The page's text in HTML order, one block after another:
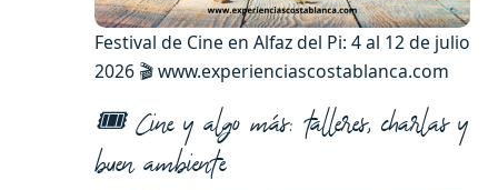
Festival de Cine en Alfaz del Pi: 4 al 12 de julio
2026 🎬 www.experienciascostablanca.com
🎟️ Cine y algo más: talleres, charlas y
buen ambiente